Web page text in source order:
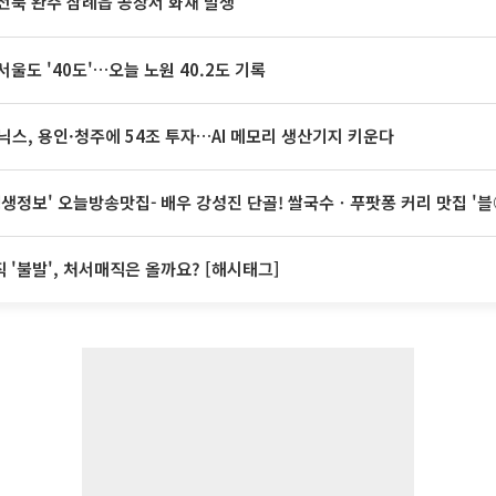
울도 '40도'…오늘 노원 40.2도 기록
스, 용인·청주에 54조 투자…AI 메모리 생산기지 키운다
정보' 오늘방송맛집- 배우 강성진 단골! 쌀국수ㆍ푸팟퐁 커리 맛
'불발', 처서매직은 올까요? [해시태그]